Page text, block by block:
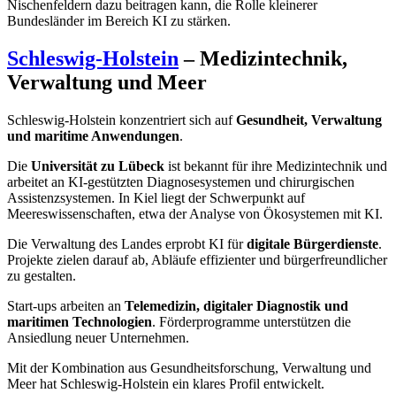
Nischenfeldern dazu beitragen kann, die Rolle kleinerer
Bundesländer im Bereich KI zu stärken.
Schleswig-Holstein – Medizintechnik,
Verwaltung und Meer
Schleswig-Holstein konzentriert sich aufGesundheit, Verwaltung
und maritime Anwendungen.
Die Universität zu Lübeck ist bekannt für ihre Medizintechnik und
arbeitet an KI-gestützten Diagnosesystemen und chirurgischen
Assistenzsystemen. In Kiel liegt der Schwerpunkt auf
Meereswissenschaften, etwa der Analyse von Ökosystemen mit KI.
Die Verwaltung des Landes erprobt KI fürdigitale Bürgerdienste.
Projekte zielen darauf ab, Abläufe effizienter und bürgerfreundlicher
zu gestalten.
Start-ups arbeiten an Telemedizin, digitaler Diagnostik und
maritimen Technologien. Förderprogramme unterstützen die
Ansiedlung neuer Unternehmen.
Mit der Kombination aus Gesundheitsforschung, Verwaltung und
Meer hat Schleswig-Holstein ein klares Profil entwickelt.